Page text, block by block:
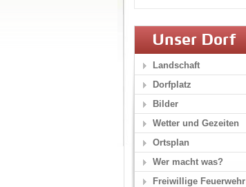
Unser Dorf
Landschaft
Dorfplatz
Bilder
Wetter und Gezeiten
Ortsplan
Wer macht was?
Freiwillige Feuerwehr